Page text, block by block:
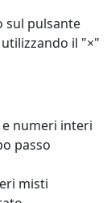
sul pulsante
il "×"
numeri interi
passo
misti